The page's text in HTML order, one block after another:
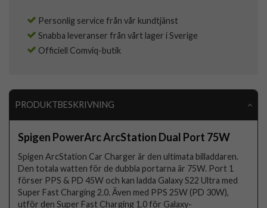
Personlig service från vår kundtjänst
Snabba leveranser från vårt lager i Sverige
Officiell Comviq-butik
PRODUKTBESKRIVNING
Spigen PowerArc ArcStation Dual Port 75W
Spigen ArcStation Car Charger är den ultimata billaddaren.
Den totala watten för de dubbla portarna är 75W. Port 1
förser PPS & PD 45W och kan ladda Galaxy S22 Ultra med
Super Fast Charging 2.0. Även med PPS 25W (PD 30W),
utför den Super Fast Charging 1.0 för Galaxy-